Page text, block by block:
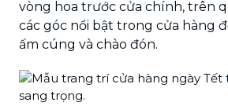
vòng hoa trước cửa chính, trên
các góc nổi bật trong cửa hàng
ấm cúng và chào đón.